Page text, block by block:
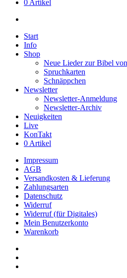
0 Artikel
Start
Info
Shop
Neue Lieder zur Bibel
Spruchkarten
Schnäppchen
Newsletter
Newsletter-Anmeldung
Newsletter-Archiv
Neuigkeiten
Live
KonTakt
0 Artikel
Impressum
AGB
Versandkosten & Lieferung
Zahlungsarten
Datenschutz
Widerruf
Widerruf (für Digitales)
Mein Benutzerkonto
Warenkorb